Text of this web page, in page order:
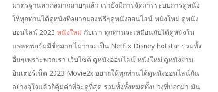
มาตรฐานสากลมากมายๆแล้ว เรายังมีการจัดการระบบการดูหนัง
ให้ทุกท่านได้ดูหนังที่อยากมองฟรีๆดูหนังออนไลน์ หนังใหม่ ดูหนัง
ออนไลน์ 2023 หนังใหม่ กับเรา ทุกท่านจะเหมือนกับได้ดูหนังใน
แพลทฟอร์มมีชื่อมาก ไม่ว่าจะเป็น Netflix Disney hotstar รวมทั้ง
อื่นๆเพราะพวกเรา เว็บไซต์ ดูหนังออนไลน์ หนังใหม่ ดูหนังผ่าน
อินเตอร์เน็ต 2023 Movie2k อยากให้ทุกท่านได้ดูหนังออนไลน์กัน
อย่างจุใจแล้วก็คุ้มค่าที่จะดูที่สุด รวมทั้งทั้งหมดทั้งปวงที่บอกมา มัน